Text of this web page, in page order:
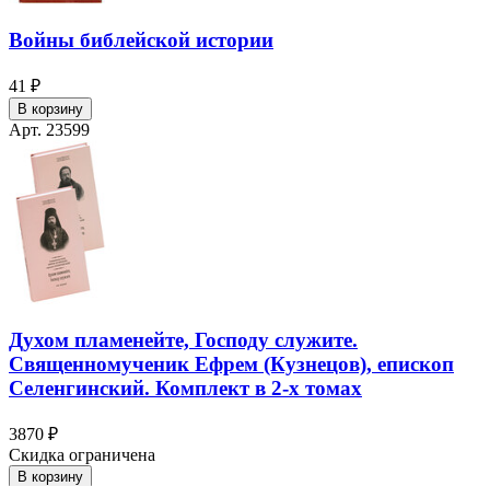
Войны библейской истории
41 ₽
В корзину
Арт. 23599
Духом пламенейте, Господу служите.
Священномученик Ефрем (Кузнецов), епископ
Селенгинский. Комплект в 2-х томах
3870 ₽
Скидка ограничена
В корзину